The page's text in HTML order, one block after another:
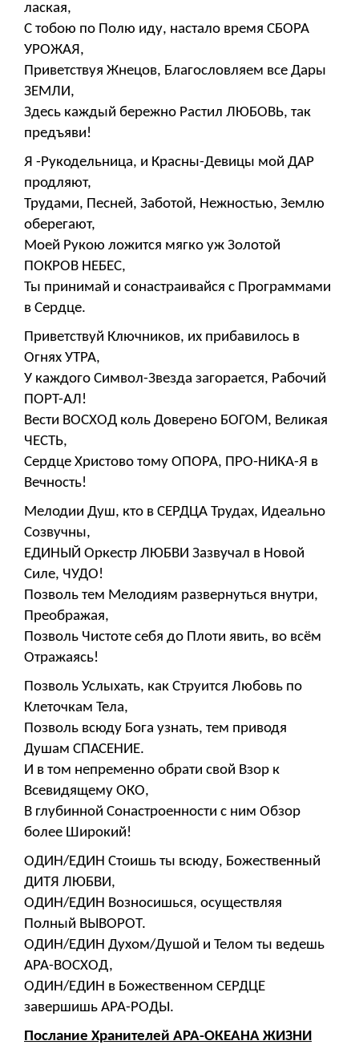
лаская,
С тобою по Полю иду, настало время СБОРА
УРОЖАЯ,
Приветствуя Жнецов, Благословляем все Дары
ЗЕМЛИ,
Здесь каждый бережно Растил ЛЮБОВЬ, так
предъяви!
Я -Рукодельница, и Красны-Девицы мой ДАР
продляют,
Трудами, Песней, Заботой, Нежностью, Землю
оберегают,
Моей Рукою ложится мягко уж Золотой
ПОКРОВ НЕБЕС,
Ты принимай и сонастраивайся с Программами
в Сердце.
Приветствуй Ключников, их прибавилось в
Огнях УТРА,
У каждого Символ-Звезда загорается, Рабочий
ПОРТ-АЛ!
Вести ВОСХОД коль Доверено БОГОМ, Великая
ЧЕСТЬ,
Сердце Христово тому ОПОРА, ПРО-НИКА-Я в
Вечность!
Мелодии Душ, кто в СЕРДЦА Трудах, Идеально
Созвучны,
ЕДИНЫЙ Оркестр ЛЮБВИ Зазвучал в Новой
Силе, ЧУДО!
Позволь тем Мелодиям развернуться внутри,
Преображая,
Позволь Чистоте себя до Плоти явить, во всём
Отражаясь!
Позволь Услыхать, как Струится Любовь по
Клеточкам Тела,
Позволь всюду Бога узнать, тем приводя
Душам СПАСЕНИЕ.
И в том непременно обрати свой Взор к
Всевидящему ОКО,
В глубинной Сонастроенности с ним Обзор
более Широкий!
ОДИН/ЕДИН Стоишь ты всюду, Божественный
ДИТЯ ЛЮБВИ,
ОДИН/ЕДИН Возносишься, осуществляя
Полный ВЫВОРОТ.
ОДИН/ЕДИН Духом/Душой и Телом ты ведешь
АРА-ВОСХОД,
ОДИН/ЕДИН в Божественном СЕРДЦЕ
завершишь АРА-РОДЫ.
Послание Хранителей АРА-ОКЕАНА ЖИЗНИ